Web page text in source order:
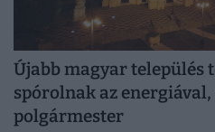
Újabb magyar település
spórolnak az
polgármester